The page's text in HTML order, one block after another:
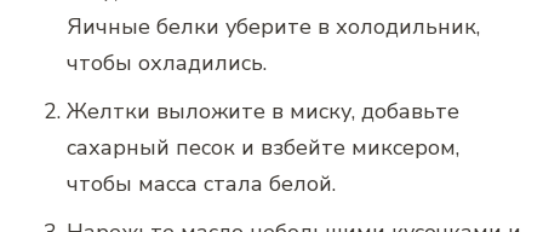
Яичные белки уберите в холодильник,
чтобы охладились.
Желтки выложите в миску, добавьте
сахарный песок и взбейте миксером,
чтобы масса стала белой.